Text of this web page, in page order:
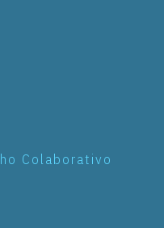
Colaborativo